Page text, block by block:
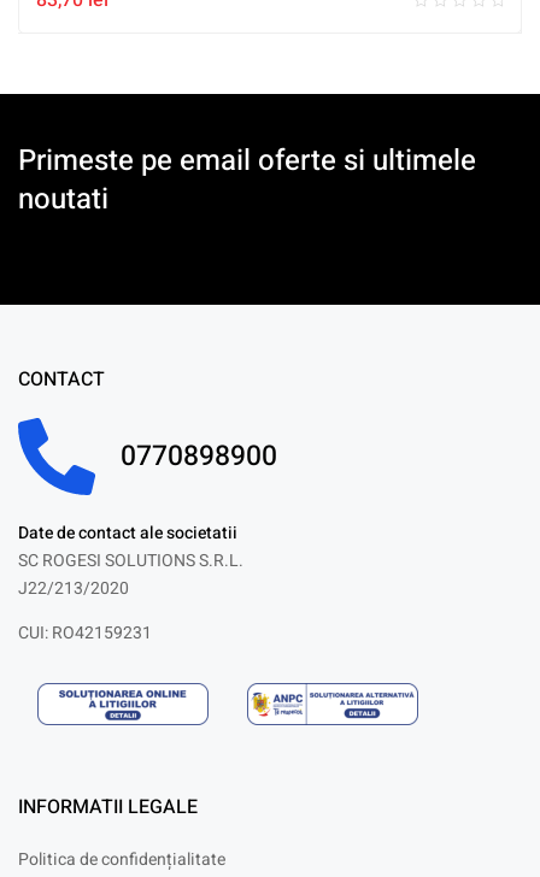
Primeste pe email oferte si ultimele
noutati
CONTACT
0770898900
Date de contact ale societatii
SC ROGESI SOLUTIONS S.R.L.
J22/213/2020
CUI: RO42159231
INFORMATII LEGALE
Politica de confidențialitate